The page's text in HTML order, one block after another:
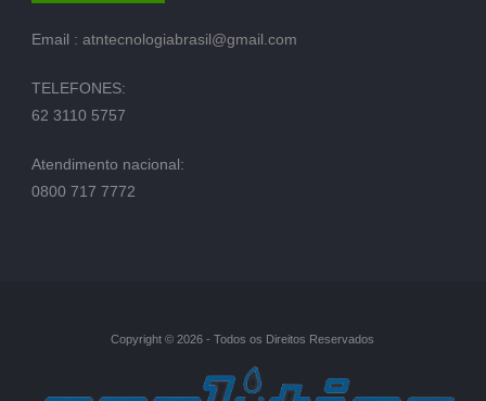
Email : atntecnologiabrasil@gmail.com
TELEFONES:
62 3110 5757
Atendimento nacional:
0800 717 7772
Copyright © 2026 - Todos os Direitos Reservados